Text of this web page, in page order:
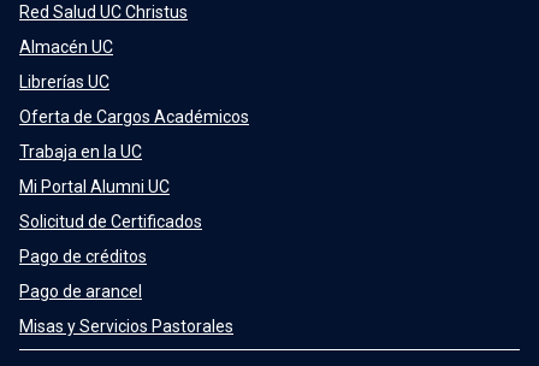
Red Salud UC Christus
Almacén UC
Librerías UC
Oferta de Cargos Académicos
Trabaja en la UC
Mi Portal Alumni UC
Solicitud de Certificados
Pago de créditos
Pago de arancel
Misas y Servicios Pastorales